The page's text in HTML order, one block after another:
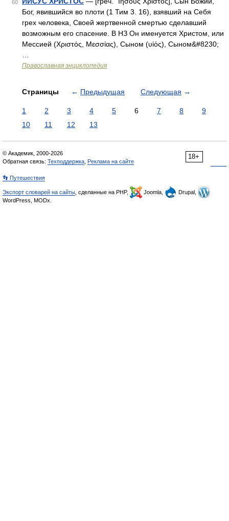
60
Бог, явившийся во плоти (1 Тим 3. 16), взявший на Себя
грех человека, Своей жертвенной смертью сделавший
возможным его спасение. В НЗ Он именуется Христом, или
Мессией (Χριστός, Μεσσίας), Сыном (υἱός), Сыном&#8230;
Православная энциклопедия
Страницы ← Предыдущая Следующая →
1 2 3 4 5 6 7 8
9
10
11 12 13
18+
© Академик, 2000-2026
Обратная связь: Техподдержка Реклама на сайте
👣 Путешествия
Экспорт словарей на сайты , сделанные на PHP, Joomla,
Drupal,
WordPress, MODx.